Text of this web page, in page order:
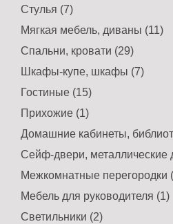
Стулья (7)
Мягкая мебель, диваны (11)
Спальни, кровати (29)
Шкафы-купе, шкафы (7)
Гостиные (15)
Прихожие (1)
Домашние кабинеты,
Сейф-двери, металлические
Межкомнатные перегородки
Мебель для руководителя (1)
Светильники (2)